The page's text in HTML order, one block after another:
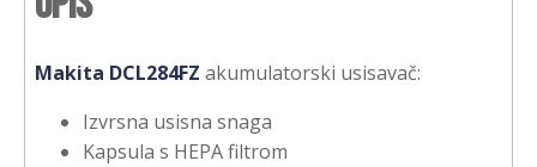
Makita DCL284FZ akumulatorski usisavač:
Izvrsna usisna snaga
Kapsula s HEPA filtrom